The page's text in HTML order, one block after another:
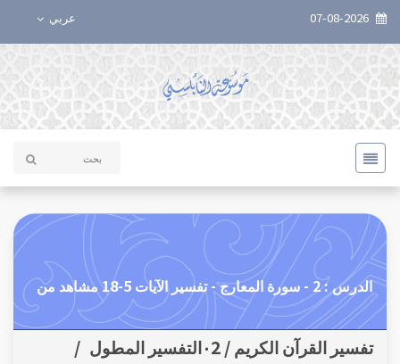
عربي
الدرس : 2 - سورة المعارج - تفسير الآيات 5-18 مشاهد من
تفسير القرآن الكريم / ٠2التفسير المطول
/